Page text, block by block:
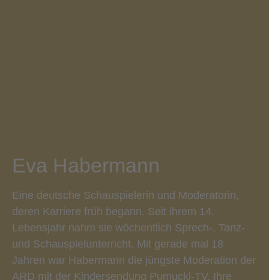
Eva Habermann
Eine deutsche Schauspielerin und Moderatorin,
deren Karriere früh begann. Seit ihrem 14.
Lebensjahr nahm sie wöchentlich Sprech-, Tanz-
und Schauspielunterricht. Mit gerade mal 18
Jahren war Habermann die jüngste Moderation der
ARD mit der Kindersendung Pumuckl-TV. Ihre